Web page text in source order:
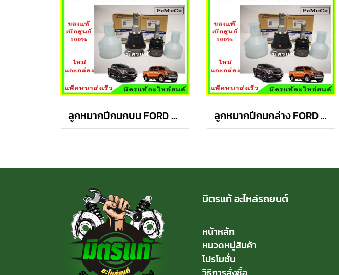
ลูกหมากปีกนกบน FORD Ranger T6 / MAZDA BT50 PRO 2WD , 4WD ลูกหมากปีกนกล่าง FORD Ranger T6 / MAZDA BT50 PRO 2WD , 4WD
มิตรแท้ อะไหล่รถยนต์
หน้าหลัก
หมวดหมู่สินค้า
โปรโมชั่น